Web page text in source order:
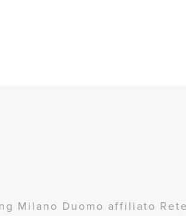
Milano Duomo affiliato